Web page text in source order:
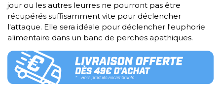
jour ou les autres leurres ne pourront pas être
récupérés suffisamment vite pour déclencher
l'attaque. Elle sera idéale pour déclencher l'euphorie
alimentaire dans un banc de perches apathiques.